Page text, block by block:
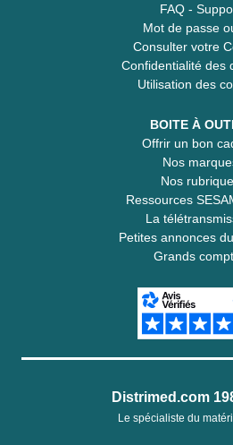
FAQ -
Mot de passe
Consulter votre
Confidentialité des
Utilisation des
BOITE À
Offrir un bon
Nos
Nos
Ressources
La
Petites annonces
Grands
Distrimed.com
Le spécialiste du